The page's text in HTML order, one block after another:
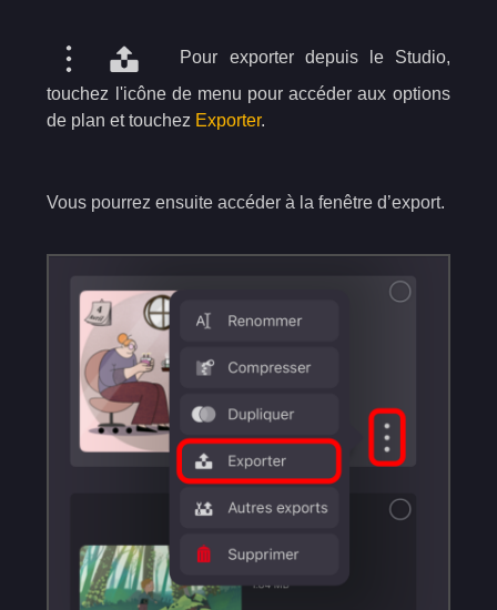
Pour exporter depuis le Studio,
touchez l'icône de menu pour accéder aux options
de plan et touchez Exporter.
Vous pourrez ensuite accéder à la fenêtre d’export.